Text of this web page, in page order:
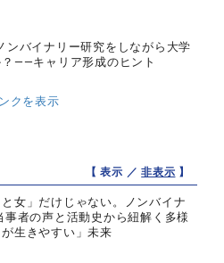
ンバイナリー研究をしながら大学
――キャリア形成のヒント
クを表示
【 表示 ／非表示 】
女」だけじゃない。ノンバイナ
事者の声と活動史から紐解く多様
生きやすい」未来